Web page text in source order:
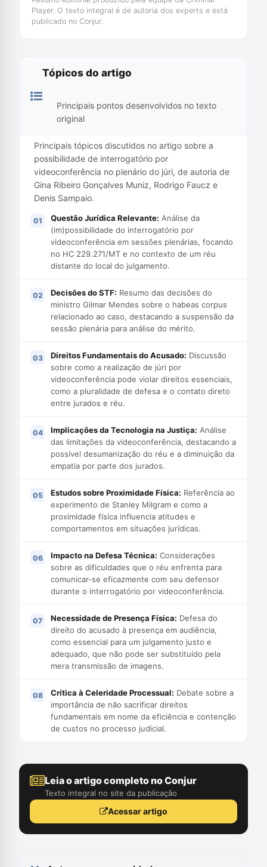
Player. O texto integral é de autoria dos experts e está
publicado no Conjur.
Tópicos do artigo
Principais pontos desenvolvidos no texto
original
Principais tópicos discutidos no artigo sobre a
possibilidade de interrogatório por
videoconferência no plenário do júri, de autoria de
Gina Ribeiro Gonçalves Muniz, Rodrigo Faucz e
Denis Sampaio.
Questão Jurídica Relevante: Análise da
(im)possibilidade do interrogatório por
videoconferência em sessões plenárias, focando
no HC 229.271/MT e no contexto de um réu
distante do local do julgamento.
Decisões do STF: Resumo das decisões do
ministro Gilmar Mendes sobre o habeas corpus
relacionado ao caso, destacando a suspensão da
sessão plenária para análise do mérito.
Direitos Fundamentais do Acusado: Discussão
sobre como a realização de júri por
videoconferência pode violar direitos essenciais,
como a pluralidade de defesa e o contato direto
entre jurados e réu.
Implicações da Tecnologia na Justiça: Análise
das limitações da videoconferência, destacando a
possível desumanização do réu e a diminuição da
empatia por parte dos jurados.
Estudos sobre Proximidade Física: Referência ao
experimento de Stanley Milgram e como a
proximidade física influencia atitudes e
comportamentos em situações jurídicas.
Impacto na Defesa Técnica: Considerações
sobre as dificuldades que o réu enfrenta para
comunicar-se eficazmente com seu defensor
durante o interrogatório por videoconferência.
Necessidade de Presença Física: Defesa do
direito do acusado à presença em audiência,
como essencial para um julgamento justo e
adequado, que não pode ser substituído pela
mera transmissão de imagens.
Crítica à Celeridade Processual: Debate sobre a
importância de não sacrificar direitos
fundamentais em nome da eficiência e contenção
de custos no processo judicial.
Leia o artigo completo no Conjur
Texto integral no site da publicação
Acessar artigo